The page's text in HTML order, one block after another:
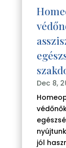
Dec 8,
jól